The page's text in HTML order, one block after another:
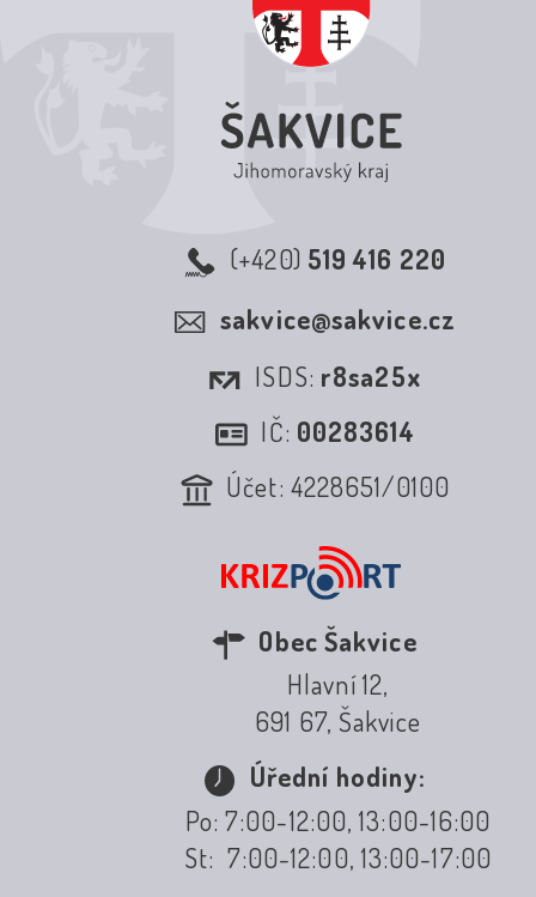
(+420) 519 416 220
sakvice@sakvice.cz
ISDS: r8sa25x
IČ: 00283614
Účet: 4228651/0100
Obec Šakvice
Hlavní 12,
691 67, Šakvice
Úřední hodiny:
Po: 7:00-12:00, 13:00-16:00
St: 7:00-12:00, 13:00-17:00